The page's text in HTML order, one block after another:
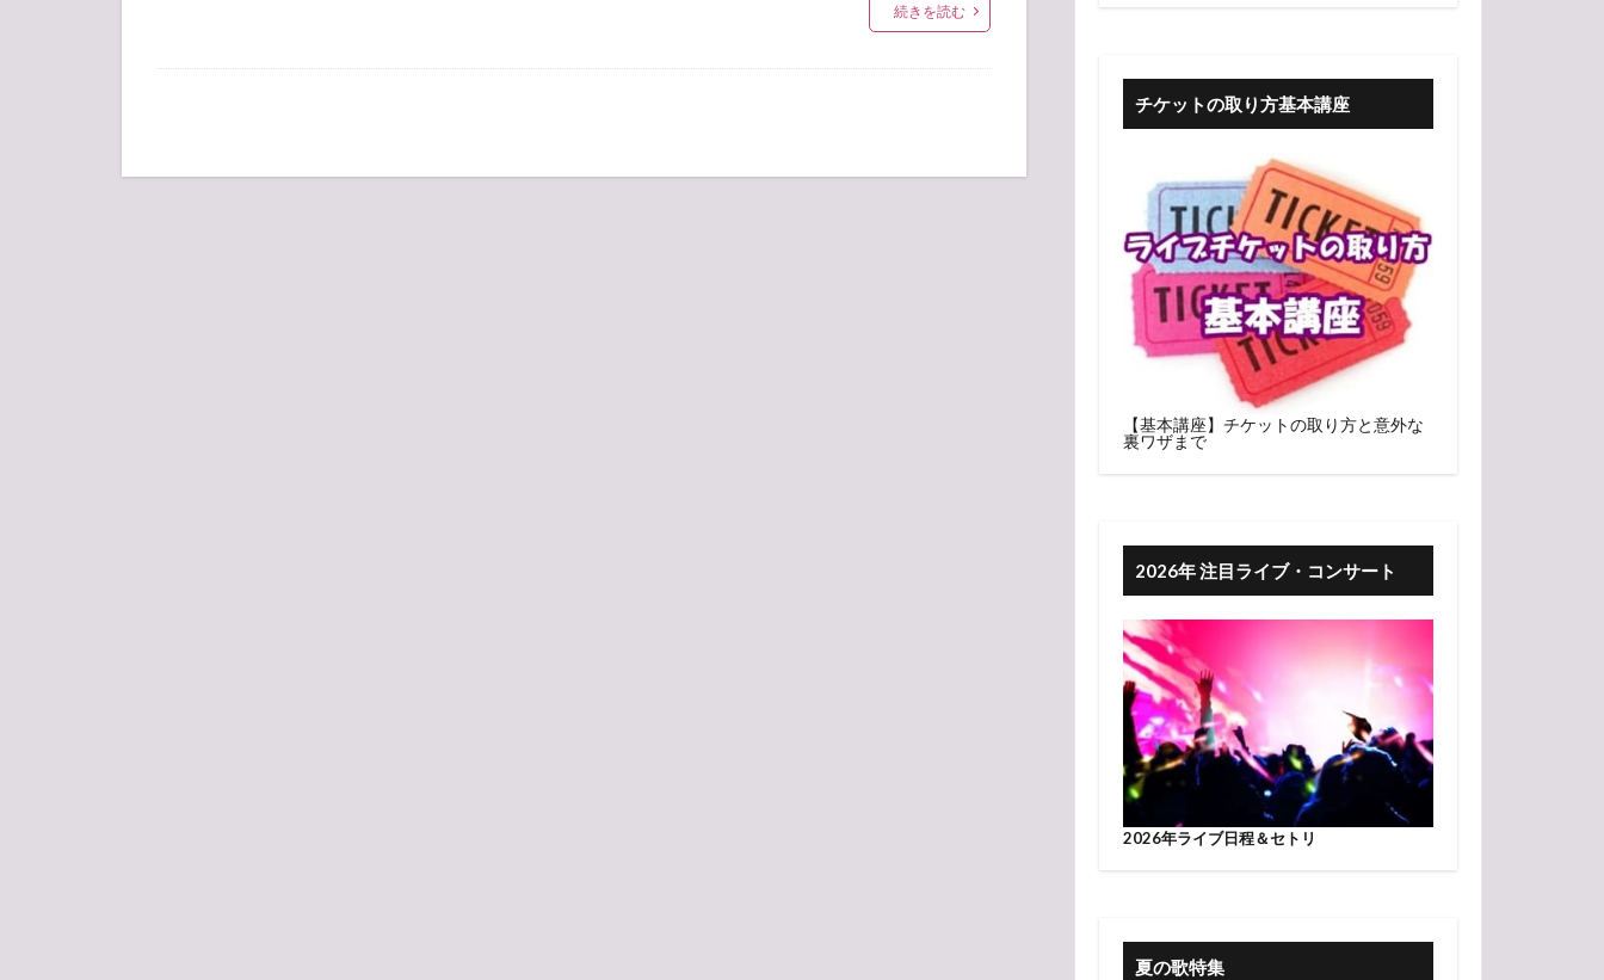
続きを読む
チケットの取り方基本講座
【基本講座】チケットの取り方と意外な
裏ワザまで
2026年 注目ライブ・コンサート
2026年ライブ日程＆セトリ
夏の歌特集